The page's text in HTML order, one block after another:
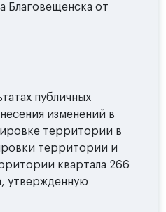
Благовещенска от
публичных
изменений в
территории в
территории и
квартала 266
утвержденную